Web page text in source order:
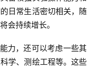
日常生活密切相关，随
会持续增长。
力，还可以考虑一些其
学、测绘工程等。这些